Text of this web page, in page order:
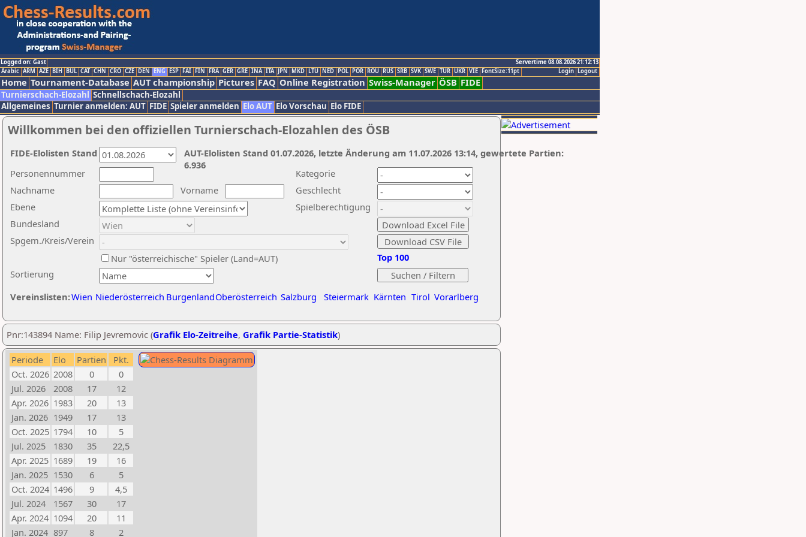
Logged on: Gast
Servertime 08.08.2026 21:12:13
Logout
Login
Arabic ARM AZE BIH BUL CAT CHN CRO CZE DEN ENG ESP FAI FIN FRA GER GRE INA ITA JPN MKD LTU NED POL POR ROU RUS SRB SVK SWE TUR UKR VIE FontSize:11pt
Home Tournament-Database AUT championship Pictures FAQ Online Registration Swiss-Manager ÖSB FIDE
Turnierschach-Elozahl Schnellschach-Elozahl
Allgemeines Turnier anmelden: AUT FIDE Spieler anmelden Elo AUT Elo Vorschau Elo FIDE
Willkommen bei den offiziellen Turnierschach-Elozahlen des ÖSB
Nachname
Vorname
Ebene
Kategorie
Sortierung
Personennummer
Bundesland
Spgem./Kreis/Verein
Geschlecht
Nur "österreichische" Spieler (Land=AUT)
Spielberechtigung
Vereinslisten:Wien Niederösterreich BurgenlandOberösterreich Salzburg Steiermark Kärnten Tirol Vorarlberg
Top 100
AUT-Elolisten Stand 01.07.2026, letzte Änderung am 11.07.2026 13:14, gewertete Partien:
6.936
FIDE-Elolisten Stand
Pnr:143894 Name: Filip Jevremovic (Grafik Elo-Zeitreihe, Grafik Partie-Statistik)
Periode Elo Partien
Pkt.
Oct. 2026 2008 0
0
Jul. 2026
2008 17
12
Apr. 2026 1983 20
13
Jan. 2026 1949 17
13
Oct. 2025 1794 10
5
Jul. 2025
1830 35
22,5
Apr. 2025 1689 19
16
Jan. 2025 1530 6
5
Oct. 2024 1496 9
4,5
Jul. 2024
1567 30
17
Apr. 2024 1094 20
11
Jan. 2024 897 8 2